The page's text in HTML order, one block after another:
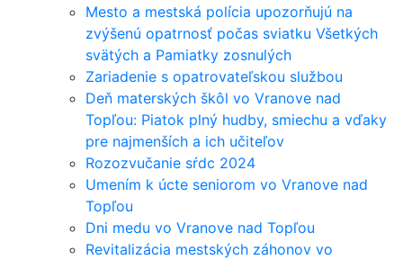
Mesto a mestská polícia upozorňujú na
zvýšenú opatrnosť počas sviatku Všetkých
svätých a Pamiatky zosnulých
Zariadenie s opatrovateľskou službou
Deň materských škôl vo Vranove nad
Topľou: Piatok plný hudby, smiechu a vďaky
pre najmenších a ich učiteľov
Rozozvučanie sŕdc 2024
Umením k úcte seniorom vo Vranove nad
Topľou
Dni medu vo Vranove nad Topľou
Revitalizácia mestských záhonov vo